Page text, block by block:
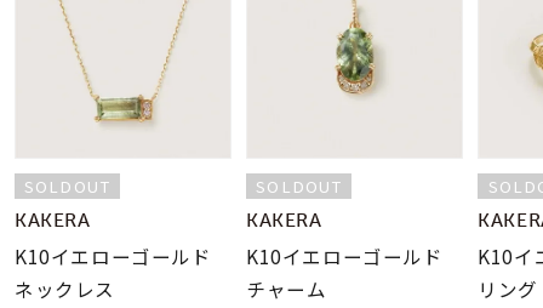
SOLDOUT
KAKERA
K10イエローゴールド
ネックレス
SOLDOUT
KAKERA
K10イエローゴールド
チャーム
K10イ
リング